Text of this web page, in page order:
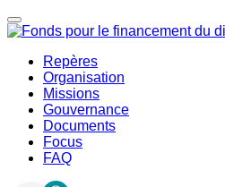
Repères
Organisation
Missions
Gouvernance
Documents
Focus
FAQ